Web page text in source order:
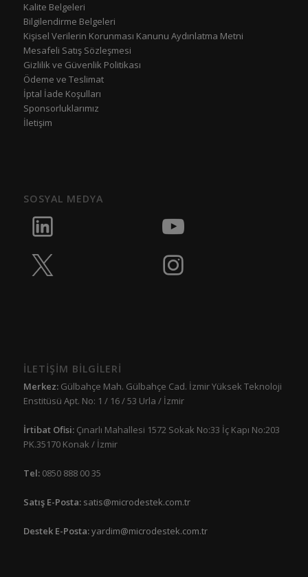
Kalite Belgeleri
Bilgilendirme Belgeleri
Kişisel Verilerin Korunması Kanunu Aydınlatma Metni
Mesafeli Satış Sözleşmesi
Gizlilik ve Güvenlik Politikası
Ödeme ve Teslimat
İptal İade Koşulları
Sponsorluklarımız
İletişim
SOSYAL MEDYA
İLETİŞİM BİLGİLERİ
Merkez:Gülbahçe Mah. Gülbahçe Cad. İzmir Yüksek Teknoloji
Enstitüsü Apt. No: 1 / 16 / 53 Urla / İzmir
İrtibat Ofisi: Çınarlı Mahallesi 1572 Sokak No:33 İç Kapı No:203
PK.35170 Konak / İzmir
Tel:0850 888 00 35
Satış E-Posta: satis@microdestek.com.tr
Destek E-Posta:yardim@microdestek.com.tr